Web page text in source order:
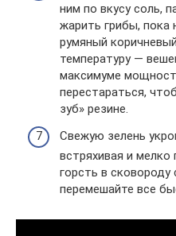
ним по вкусу соль,
жарить грибы, пока
румяный
температуру —
максимуме
перестараться,
зуб» резине.
Свежую зелень
встряхивая и
горсть в сковороду
перемешайте все